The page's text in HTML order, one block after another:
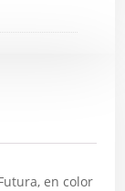
en color